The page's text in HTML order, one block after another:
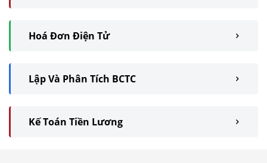
Hoá Đơn Điện Tử
Lập Và Phân Tích BCTC
Kế Toán Tiền Lương